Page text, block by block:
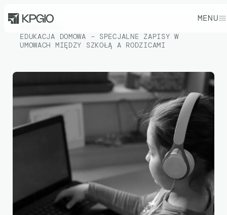
MENU
EDUKACJA DOMOWA – SPECJALNE ZAPISY W
UMOWACH MIĘDZY SZKOŁĄ A RODZICAMI